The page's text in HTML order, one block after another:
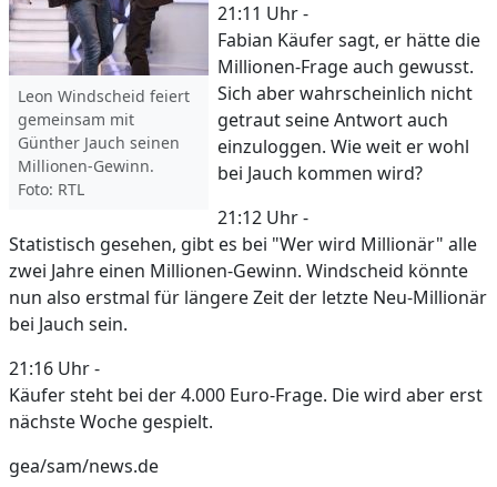
Leon Windscheid feiert
gemeinsam mit
Günther Jauch seinen
Millionen-Gewinn.
Foto: RTL
21:11 Uhr -
Fabian Käufer sagt, er hätte die
Millionen-Frage auch gewusst.
Sich aber wahrscheinlich nicht
getraut seine Antwort auch
einzuloggen. Wie weit er wohl
bei Jauch kommen wird?
21:12 Uhr -
Statistisch gesehen, gibt es bei "Wer wird Millionär" alle
zwei Jahre einen Millionen-Gewinn. Windscheid könnte
nun also erstmal für längere Zeit der letzte Neu-Millionär
bei Jauch sein.
21:16 Uhr -
Käufer steht bei der 4.000 Euro-Frage. Die wird aber erst
nächste Woche gespielt.
gea/sam/news.de